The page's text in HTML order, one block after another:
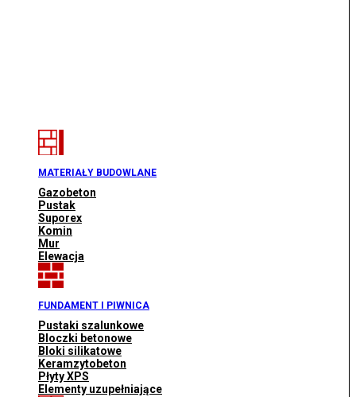
MATERIAŁY BUDOWLANE
Gazobeton
Pustak
Suporex
Komin
Mur
Elewacja
FUNDAMENT I PIWNICA
Pustaki szalunkowe
Bloczki betonowe
Bloki silikatowe
Keramzytobeton
Płyty XPS
Elementy uzupełniające